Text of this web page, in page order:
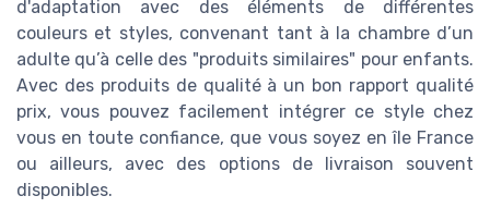
d'adaptation avec des éléments de différentes
couleurs et styles, convenant tant à la chambre d’un
adulte qu’à celle des "produits similaires" pour enfants.
Avec des produits de qualité à un bon rapport qualité
prix, vous pouvez facilement intégrer ce style chez
vous en toute confiance, que vous soyez en île France
ou ailleurs, avec des options de livraison souvent
disponibles.